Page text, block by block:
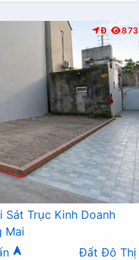
Đ 873
Trục Kinh Doanh
Mai
Đất Đô Thị